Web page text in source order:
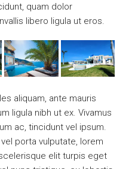
quam dolor
libero ligula ut eros.
aliquam, ante mauris
ligula nibh ut ex. Vivamus
ac, tincidunt vel ipsum.
porta vulputate, lorem
elit turpis eget